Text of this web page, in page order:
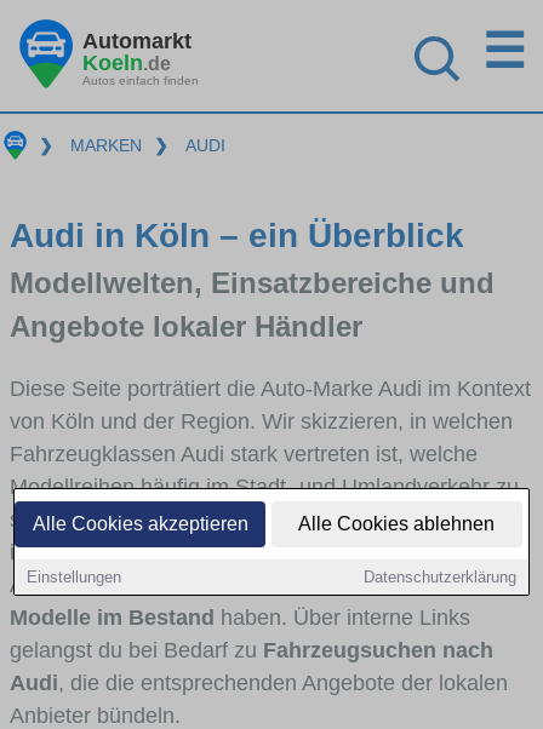
Alle Cookies akzeptieren Alle Cookies ablehnen
Einstellungen Datenschutzerklärung
Automarkt
Koeln.de
Autos einfach finden
☰
❯ MARKEN ❯ AUDI
Audi in Köln – ein Überblick
Modellwelten, Einsatzbereiche und
Angebote lokaler Händler
Diese Seite porträtiert die Auto-Marke Audi im Kontext
von Köln und der Region. Wir skizzieren, in welchen
Fahrzeugklassen Audi stark vertreten ist, welche
Modellreihen häufig im Stadt- und Umlandverkehr zu
sehen sind und für welche Fahrertypen die Marke
interessant ist. Viele Fahrzeuge stammen von
Autohäusern und Autohändlern aus Köln, dieAudi-
Modelle im Bestand haben. Über interne Links
gelangst du bei Bedarf zu Fahrzeugsuchen nach
Audi, die die entsprechenden Angebote der lokalen
Anbieter bündeln.